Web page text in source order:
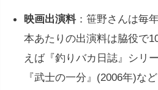
1億円が女優の収入となりま
映画出演料：笹野さんは毎
本あたりの出演料は脇役で
えば『釣りバカ日誌』シリ
『武士の一分』(2006年)な